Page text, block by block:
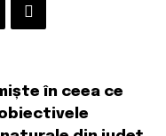
în ceea ce